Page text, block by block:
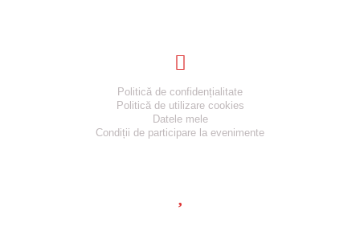
Politică de confidențialitate
Politică de utilizare cookies
Datele mele
Condiții de participare la evenimente
Sustine